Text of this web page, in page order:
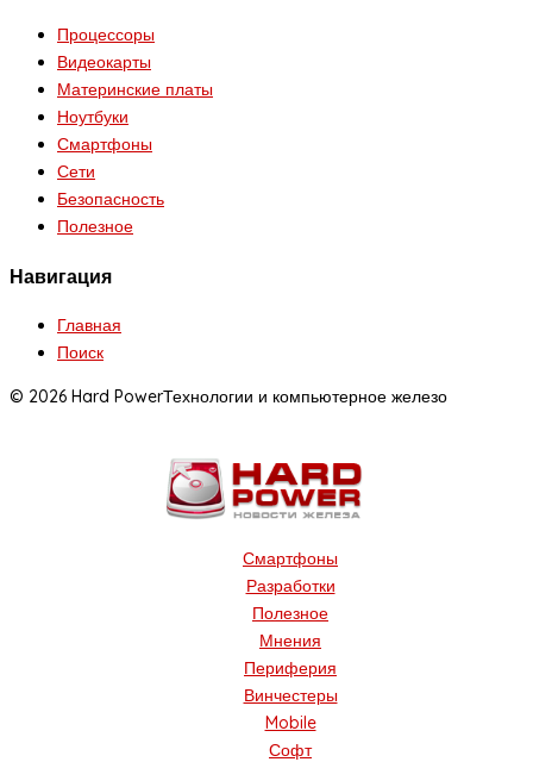
Процессоры
Видеокарты
Материнские платы
Ноутбуки
Смартфоны
Сети
Безопасность
Полезное
Навигация
Главная
Поиск
© 2026 Hard PowerТехнологии и компьютерное железо
Смартфоны
Разработки
Полезное
Мнения
Периферия
Винчестеры
Mobile
Софт